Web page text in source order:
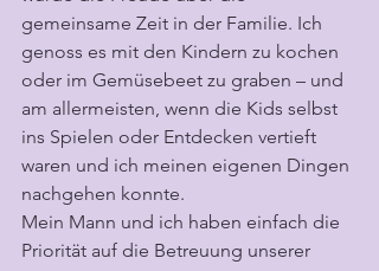
gemeinsame Zeit in der Familie. Ich
genoss es mit den Kindern zu kochen
oder im Gemüsebeet zu graben – und
am allermeisten, wenn die Kids selbst
ins Spielen oder Entdecken vertieft
waren und ich meinen eigenen Dingen
nachgehen konnte.
Mein Mann und ich haben einfach die
Priorität auf die Betreuung unserer